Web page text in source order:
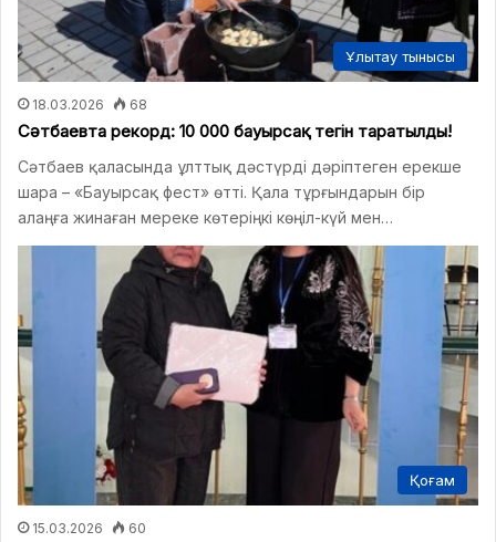
Ұлытау тынысы
18.03.2026 68
Сәтбаевта рекорд: 10 000 бауырсақ тегін таратылды!
Сәтбаев қаласында ұлттық дәстүрді дәріптеген ерекше
шара – «Бауырсақ фест» өтті. Қала тұрғындарын бір
алаңға жинаған мереке көтеріңкі көңіл-күй мен…
Қоғам
15.03.2026 60